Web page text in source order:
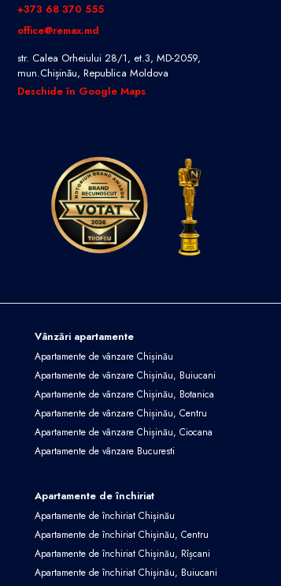
+373 68 370 555
office@remax.md
str. Calea Orheiului 28/1, et.3, MD-2059,
mun.Chișinău, Republica Moldova
Deschide în Google Maps
Vânzări apartamente
Apartamente de vânzare Chișinău
Apartamente de vânzare Chișinău, Buiucani
Apartamente de vânzare Chișinău, Botanica
Apartamente de vânzare Chișinău, Centru
Apartamente de vânzare Chișinău, Ciocana
Apartamente de vânzare Bucuresti
Apartamente de închiriat
Apartamente de închiriat Chișinău
Apartamente de închiriat Chișinău, Centru
Apartamente de închiriat Chișinău, Rîșcani
Apartamente de închiriat Chișinău, Buiucani